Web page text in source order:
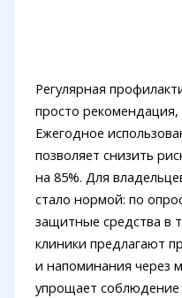
Регулярная
просто
Ежегодное
позволяет снизить
на 85%. Для
стало нормой: по
защитные средства в
клиники предлагают
и напоминания через
упрощает соблюдение